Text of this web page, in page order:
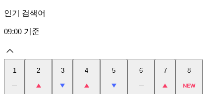
인기 검색어
09:00 기준
1 2 3 4 5 6 7 8